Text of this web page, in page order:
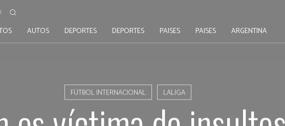
AUTOS DEPORTES DEPORTES PAISES PAISES ARGENTINA
FÚTBOL INTERNACIONAL LALIGA